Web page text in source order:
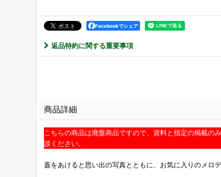
Facebookでシェア
返品特約に関する重要事項
商品詳細
こちらの商品は廃盤商品ですので、資料と指定の掲載の
談ください。
蓋をあけると思い出の写真とともに、お気に入りのメロ